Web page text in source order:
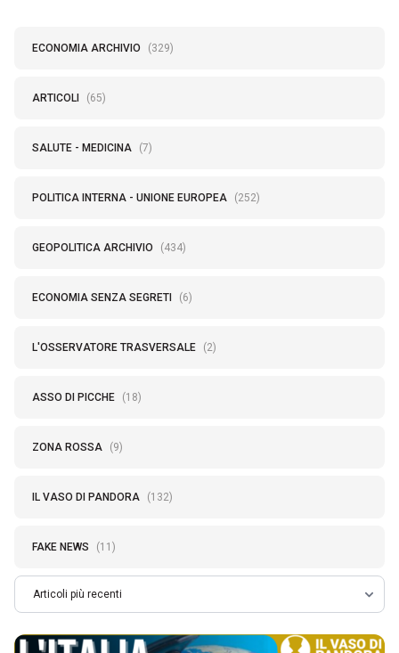
ECONOMIA ARCHIVIO (329)
ARTICOLI (65)
SALUTE - MEDICINA (7)
POLITICA INTERNA - UNIONE EUROPEA (252)
GEOPOLITICA ARCHIVIO (434)
ECONOMIA SENZA SEGRETI (6)
L'OSSERVATORE TRASVERSALE (2)
ASSO DI PICCHE (18)
ZONA ROSSA (9)
IL VASO DI PANDORA (132)
FAKE NEWS (11)